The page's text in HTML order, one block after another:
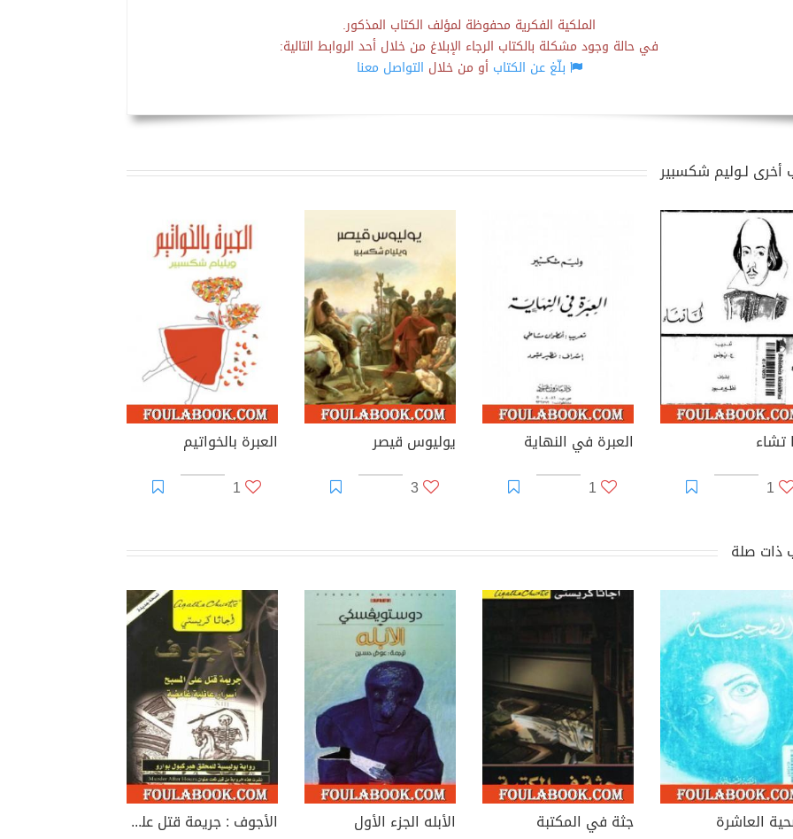
الملكية الفكرية محفوظة لمؤلف الكتاب المذكور.
في حالة وجود مشكلة بالكتاب الرجاء الإبلاغ من خلال أحد الروابط التالية:
بلّغ عن الكتابأو من خلال التواصل معنا
أخرى لـوليم شكسبير
تشاء
1
العبرة في النهاية
1
يوليوس قيصر
3
العبرة بالخواتيم
1
ذات صلة
العاشرة جثة في المكتبة الأبله الجزء الأول الأجوف : جريمة قتل على المسبح أسرار عائلية غامضة